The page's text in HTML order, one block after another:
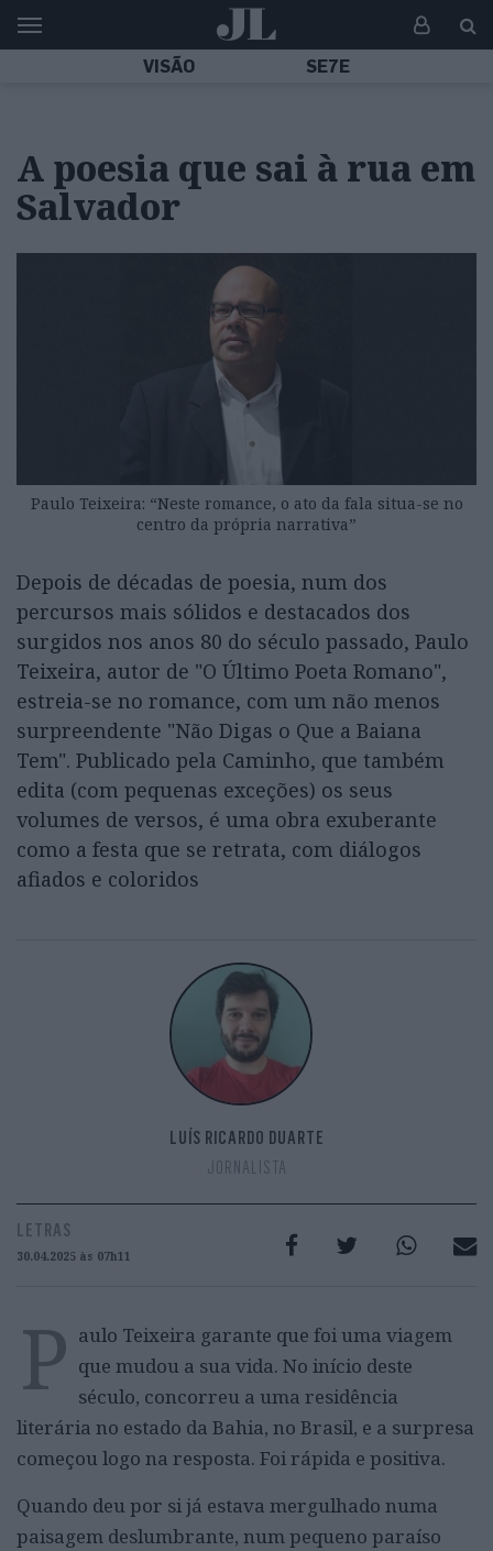
VISÃO SE7E
A poesia que sai à rua em
Salvador
Paulo Teixeira: “Neste romance, o ato da fala situa-se no
centro da própria narrativa”
Depois de décadas de poesia, num dos
percursos mais sólidos e destacados dos
surgidos nos anos 80 do século passado, Paulo
Teixeira, autor de "O Último Poeta Romano",
estreia-se no romance, com um não menos
surpreendente "Não Digas o Que a Baiana
Tem". Publicado pela Caminho, que também
edita (com pequenas exceções) os seus
volumes de versos, é uma obra exuberante
como a festa que se retrata, com diálogos
afiados e coloridos
LUÍS RICARDO DUARTE
JORNALISTA
LETRAS
30.04.2025 às 07h11
P aulo Teixeira garante que foi uma viagem
que mudou a sua vida. No início deste
século, concorreu a uma residência
literária no estado da Bahia, no Brasil, e a surpresa
começou logo na resposta. Foi rápida e positiva.
Quando deu por si já estava mergulhado numa
paisagem deslumbrante, num pequeno paraíso